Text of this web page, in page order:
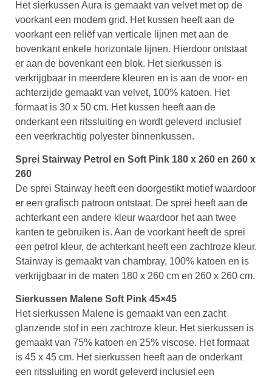
Het sierkussen Aura is gemaakt van velvet met op de
voorkant een modern grid. Het kussen heeft aan de
voorkant een reliëf van verticale lijnen met aan de
bovenkant enkele horizontale lijnen. Hierdoor ontstaat
er aan de bovenkant een blok. Het sierkussen is
verkrijgbaar in meerdere kleuren en is aan de voor- en
achterzijde gemaakt van velvet, 100% katoen. Het
formaat is 30 x 50 cm. Het kussen heeft aan de
onderkant een ritssluiting en wordt geleverd inclusief
een veerkrachtig polyester binnenkussen.
Sprei Stairway Petrol en Soft Pink 180 x 260 en 260 x
260
De sprei Stairway heeft een doorgestikt motief waardoor
er een grafisch patroon ontstaat. De sprei heeft aan de
achterkant een andere kleur waardoor het aan twee
kanten te gebruiken is. Aan de voorkant heeft de sprei
een petrol kleur, de achterkant heeft een zachtroze kleur.
Stairway is gemaakt van chambray, 100% katoen en is
verkrijgbaar in de maten 180 x 260 cm en 260 x 260 cm.
Sierkussen Malene Soft Pink 45×45
Het sierkussen Malene is gemaakt van een zacht
glanzende stof in een zachtroze kleur. Het sierkussen is
gemaakt van 75% katoen en 25% viscose. Het formaat
is 45 x 45 cm. Het sierkussen heeft aan de onderkant
een ritssluiting en wordt geleverd inclusief een